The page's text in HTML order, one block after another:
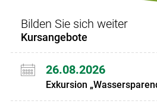
Bilden Sie sich weiter
Kursangebote
26.08.2026
Exkursion